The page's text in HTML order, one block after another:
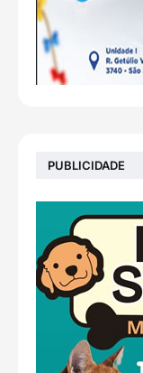
PUBLICIDADE